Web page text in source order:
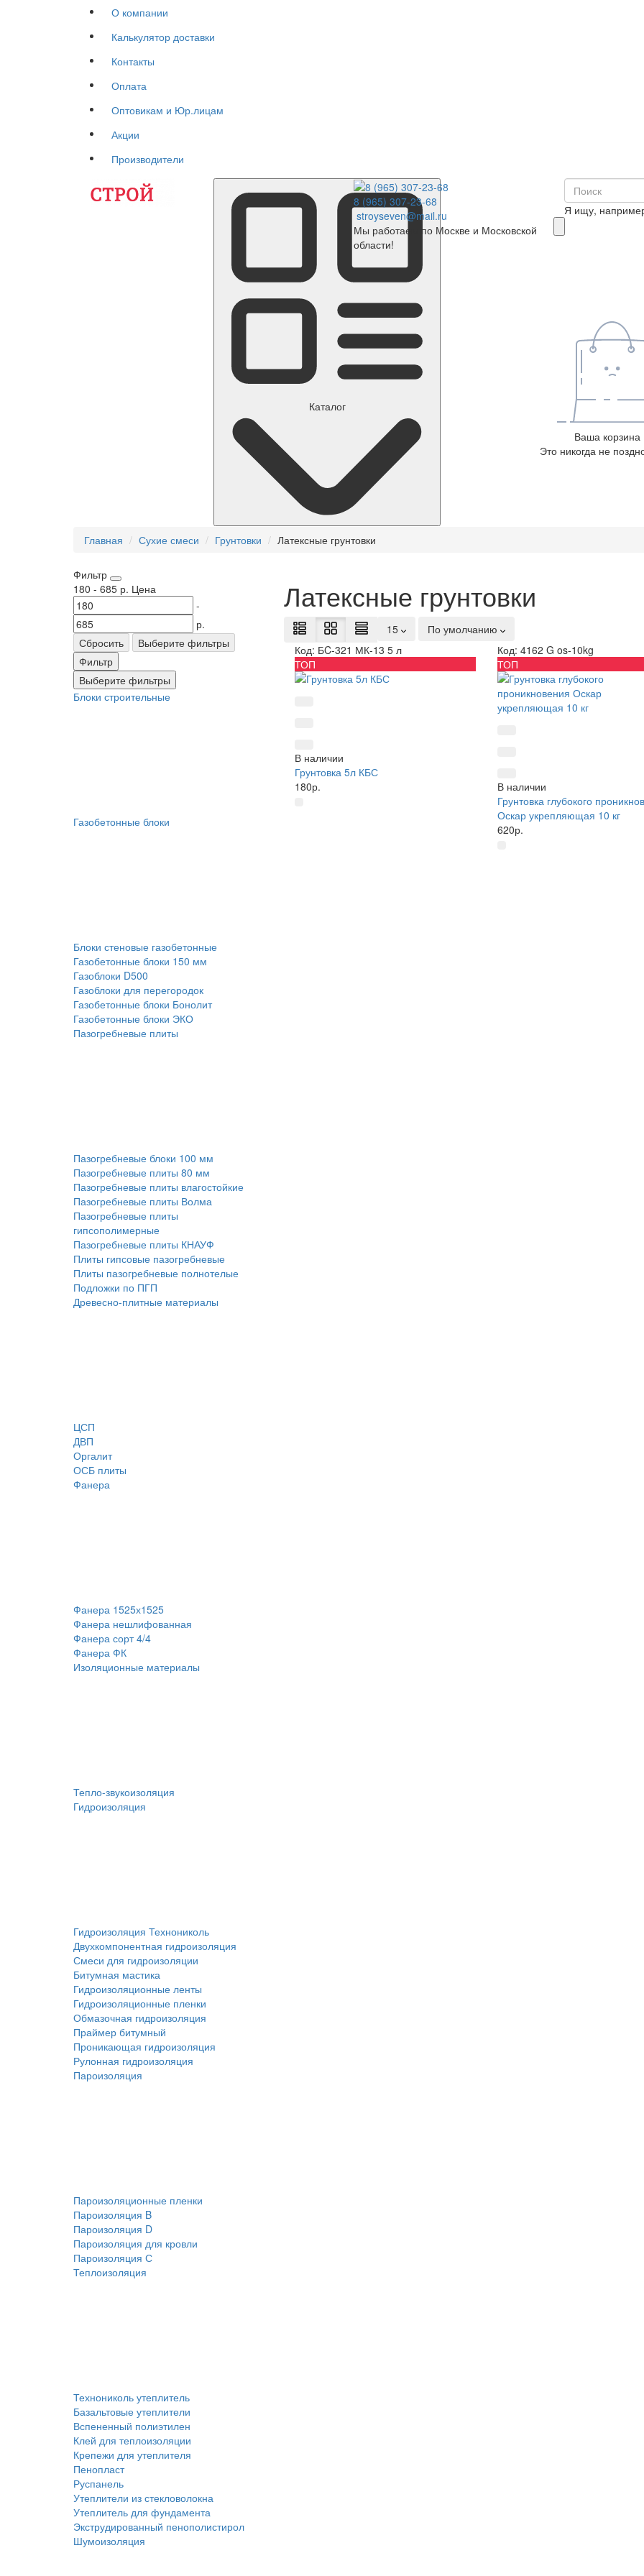
О компании
Калькулятор доставки
Контакты
Оплата
Оптовикам и Юр.лицам
Акции
Производители
Каталог
8 (965) 307-23-68
stroyseven@mail.ru
Мы работаем по Москве и Московской
области!
Я ищу,
Ваша корзина
Это никогда не
Главная Сухие смеси Грунтовки Латексные грунтовки
Фильтр
180 - 685 р. Цена
-
р.
Сбросить
Выберите фильтры
Фильтр
Выберите фильтры
Блоки строительные
Газобетонные блоки
Блоки стеновые газобетонные
Газобетонные блоки 150 мм
Газоблоки D500
Газоблоки для перегородок
Газобетонные блоки Бонолит
Газобетонные блоки ЭКО
Пазогребневые плиты
Пазогребневые блоки 100 мм
Пазогребневые плиты 80 мм
Пазогребневые плиты влагостойкие
Пазогребневые плиты Волма
Пазогребневые плиты
гипсополимерные
Пазогребневые плиты КНАУФ
Плиты гипсовые пазогребневые
Плиты пазогребневые полнотелые
Подложки по ПГП
Древесно-плитные материалы
ЦСП
ДВП
Оргалит
ОСБ плиты
Фанера
Фанера 1525х1525
Фанера нешлифованная
Фанера сорт 4/4
Фанера ФК
Изоляционные материалы
Тепло-звукоизоляция
Гидроизоляция
Гидроизоляция Технониколь
Двухкомпонентная гидроизоляция
Смеси для гидроизоляции
Битумная мастика
Гидроизоляционные ленты
Гидроизоляционные пленки
Обмазочная гидроизоляция
Праймер битумный
Проникающая гидроизоляция
Рулонная гидроизоляция
Пароизоляция
Пароизоляционные пленки
Пароизоляция B
Пароизоляция D
Пароизоляция для кровли
Пароизоляция С
Теплоизоляция
Технониколь утеплитель
Базальтовые утеплители
Вспененный полиэтилен
Клей для теплоизоляции
Крепежи для утеплителя
Пенопласт
Руспанель
Утеплители из стекловолокна
Утеплитель для фундамента
Экструдированный пенополистирол
Шумоизоляция
Латексные грунтовки
15
По умолчанию
Код: БC-321 МК-13 5 л
ТОП
В наличии
Грунтовка 5л КБС
180р.
Код: 4162 G os-10kg
ТОП
В наличии
Грунтовка глубокого
Оскар укрепляющая 10 кг
620р.